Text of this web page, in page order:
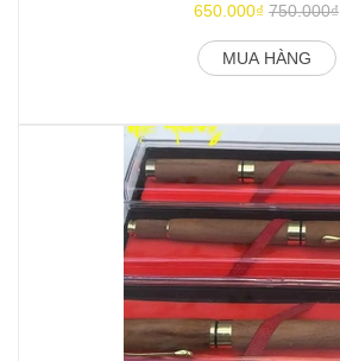
650.000₫ 750.000₫
MUA HÀNG